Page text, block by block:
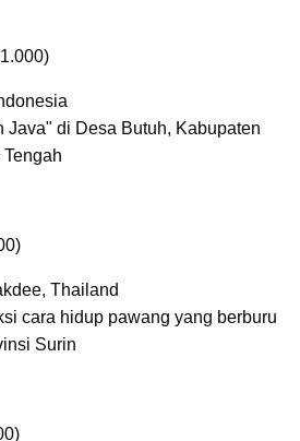
Java" di Desa Butuh, Kabupaten
Thailand
cara hidup pawang yang berburu
Surin